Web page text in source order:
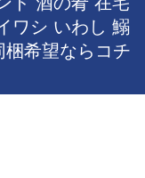
ワシ いわし 鰯
希望ならコチ